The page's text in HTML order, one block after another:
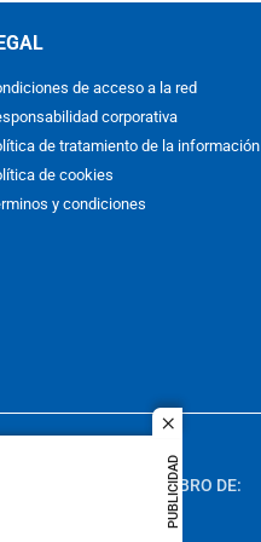
close
PUBLICIDAD
de acceso a la red
corporativa
de tratamiento de la información
de cookies
y condiciones
MIEMBRO DE: